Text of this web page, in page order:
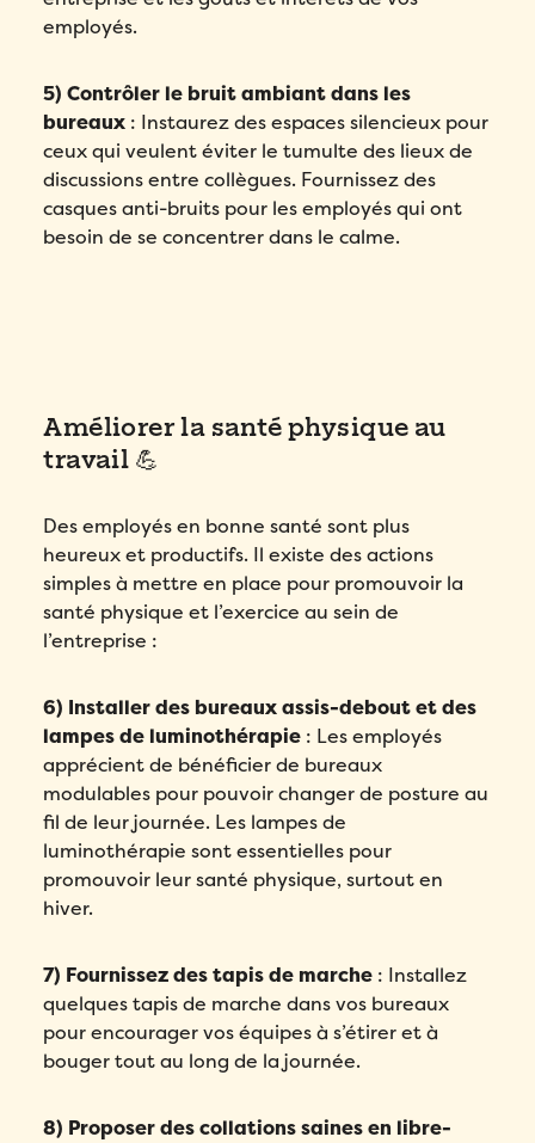
employés.
5) Contrôler le bruit ambiant dans les
bureaux : Instaurez des espaces silencieux pour
ceux qui veulent éviter le tumulte des lieux de
discussions entre collègues. Fournissez des
casques anti-bruits pour les employés qui ont
besoin de se concentrer dans le calme.
Améliorer la santé physique au
travail 💪
Des employés en bonne santé sont plus
heureux et productifs. Il existe des actions
simples à mettre en place pour promouvoir la
santé physique et l’exercice au sein de
l’entreprise :
6) Installer des bureaux assis-debout et des
lampes de luminothérapie : Les employés
apprécient de bénéficier de bureaux
modulables pour pouvoir changer de posture au
fil de leur journée. Les lampes de
luminothérapie sont essentielles pour
promouvoir leur santé physique, surtout en
hiver.
7) Fournissez des tapis de marche : Installez
quelques tapis de marche dans vos bureaux
pour encourager vos équipes à s’étirer et à
bouger tout au long de la journée.
8) Proposer des collations saines en libre-